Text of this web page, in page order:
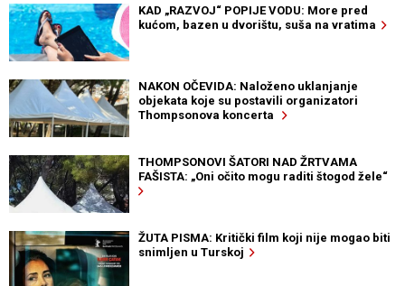
KAD „RAZVOJ“ POPIJE VODU: More pred
kućom, bazen u dvorištu, suša na vratima
NAKON OČEVIDA: Naloženo uklanjanje
objekata koje su postavili organizatori
Thompsonova koncerta
THOMPSONOVI ŠATORI NAD ŽRTVAMA
FAŠISTA: „Oni očito mogu raditi štogod žele“
ŽUTA PISMA: Kritički film koji nije mogao biti
snimljen u Turskoj